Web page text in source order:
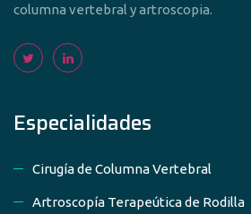
columna vertebral y artroscopia.
Especialidades
Cirugía de Columna Vertebral
Artroscopía Terapeútica de Rodilla